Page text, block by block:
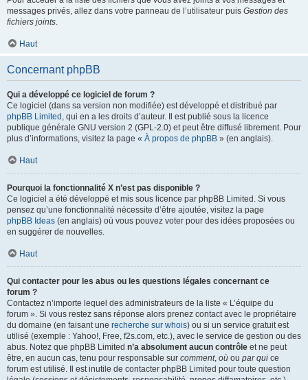
messages privés, allez dans votre panneau de l’utilisateur puis Gestion des
fichiers joints.
Haut
Concernant phpBB
Qui a développé ce logiciel de forum ?
Ce logiciel (dans sa version non modifiée) est développé et distribué par
phpBB Limited , qui en a les droits d’auteur. Il est publié sous la licence
publique générale GNU version 2 (GPL-2.0) et peut être diffusé librement. Pour
plus d’informations, visitez la page « À propos de phpBB » (en anglais).
Haut
Pourquoi la fonctionnalité X n’est pas disponible ?
Ce logiciel a été développé et mis sous licence par phpBB Limited. Si vous
pensez qu’une fonctionnalité nécessite d’être ajoutée, visitez la page
phpBB Ideas (en anglais) où vous pouvez voter pour des idées proposées ou
en suggérer de nouvelles.
Haut
Qui contacter pour les abus ou les questions légales concernant ce
forum ?
Contactez n’importe lequel des administrateurs de la liste « L’équipe du
forum ». Si vous restez sans réponse alors prenez contact avec le propriétaire
du domaine (en faisant une recherche sur whois) ou si un service gratuit est
utilisé (exemple : Yahoo!, Free, f2s.com, etc.), avec le service de gestion ou des
abus. Notez que phpBB Limited n’a absolument aucun contrôle et ne peut
être, en aucun cas, tenu pour responsable sur comment, où ou par qui ce
forum est utilisé. Il est inutile de contacter phpBB Limited pour toute question